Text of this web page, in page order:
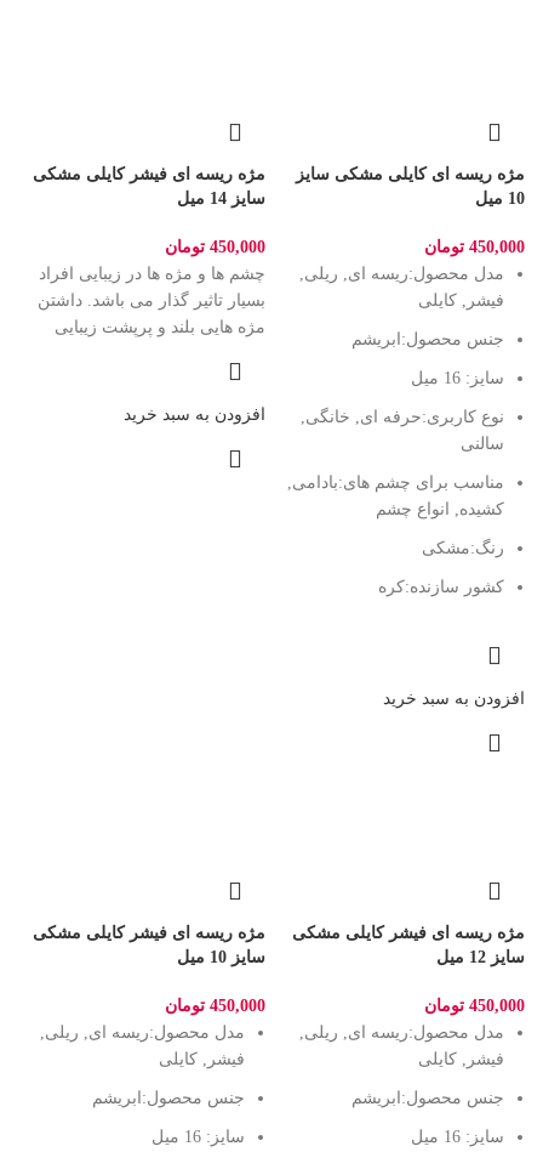
مژه ریسه ای کایلی مشکی سایز
10 میل
450,000 تومان
مدل محصول:ریسه ای, ریلی,
فیشر, کایلی
جنس محصول: ابریشم
سایز: 16 میل
نوع کاربری:حرفه ای, خانگی,
سالنی
مناسب برای چشم های:بادامی,
کشیده, انواع چشم
رنگ:مشکی
کشور سازنده:کره
افزودن به سبد خرید
مژه ریسه ای فیشر کایلی مشکی
سایز 14 میل
450,000 تومان
چشم ها و مژه ها در زیبایی افراد
بسیار تاثیر گذار می باشد. داشتن
مژه هایی بلند و پرپشت زیبایی
افزودن به سبد خرید
مژه ریسه ای فیشر کایلی مشکی
سایز 12 میل
450,000 تومان
مدل محصول:ریسه ای, ریلی,
فیشر, کایلی
جنس محصول: ابریشم
سایز: 16 میل
مژه ریسه ای فیشر کایلی مشکی
سایز 10 میل
450,000 تومان
مدل محصول:ریسه ای, ریلی,
فیشر, کایلی
جنس محصول: ابریشم
سایز: 16 میل